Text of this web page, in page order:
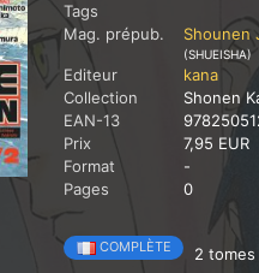
Tags
Mag. prépub.
Shounen
(SHUEISHA)
Editeur
kana
Collection
Shonen
EAN-13
Prix
7,95 EUR
Format
-
Pages
0
COMPLÈTE 2